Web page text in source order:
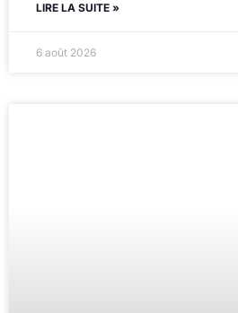
LIRE LA SUITE »
6 août 2026